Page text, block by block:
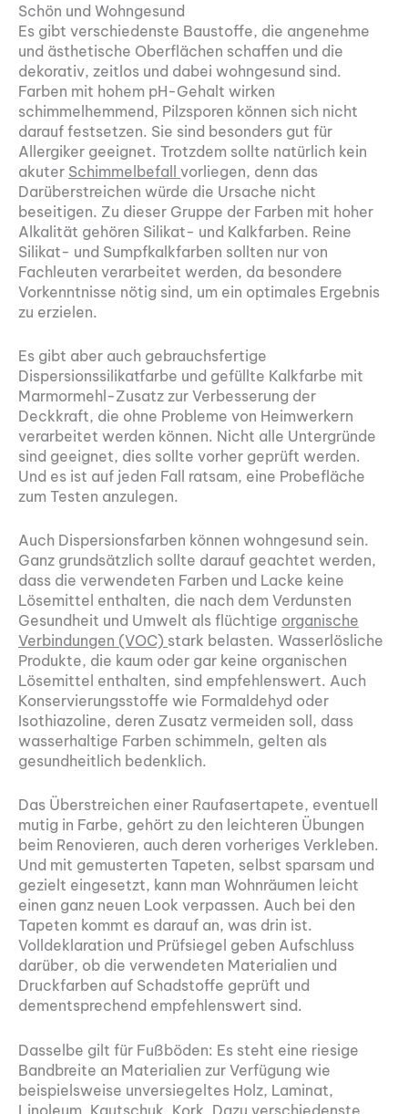
Schön und Wohngesund
Es gibt verschiedenste Baustoffe, die angenehme
und ästhetische Oberflächen schaffen und die
dekorativ, zeitlos und dabei wohngesund sind.
Farben mit hohem pH-Gehalt wirken
schimmelhemmend, Pilzsporen können sich nicht
darauf festsetzen. Sie sind besonders gut für
Allergiker geeignet. Trotzdem sollte natürlich kein
akuter Schimmelbefall vorliegen, denn das
Darüberstreichen würde die Ursache nicht
beseitigen. Zu dieser Gruppe der Farben mit hoher
Alkalität gehören Silikat- und Kalkfarben. Reine
Silikat- und Sumpfkalkfarben sollten nur von
Fachleuten verarbeitet werden, da besondere
Vorkenntnisse nötig sind, um ein optimales Ergebnis
zu erzielen.
Es gibt aber auch gebrauchsfertige
Dispersionssilikatfarbe und gefüllte Kalkfarbe mit
Marmormehl-Zusatz zur Verbesserung der
Deckkraft, die ohne Probleme von Heimwerkern
verarbeitet werden können. Nicht alle Untergründe
sind geeignet, dies sollte vorher geprüft werden.
Und es ist auf jeden Fall ratsam, eine Probefläche
zum Testen anzulegen.
Auch Dispersionsfarben können wohngesund sein.
Ganz grundsätzlich sollte darauf geachtet werden,
dass die verwendeten Farben und Lacke keine
Lösemittel enthalten, die nach dem Verdunsten
Gesundheit und Umwelt als flüchtige organische
Verbindungen (VOC) stark belasten. Wasserlösliche
Produkte, die kaum oder gar keine organischen
Lösemittel enthalten, sind empfehlenswert. Auch
Konservierungsstoffe wie Formaldehyd oder
Isothiazoline, deren Zusatz vermeiden soll, dass
wasserhaltige Farben schimmeln, gelten als
gesundheitlich bedenklich.
Das Überstreichen einer Raufasertapete, eventuell
mutig in Farbe, gehört zu den leichteren Übungen
beim Renovieren, auch deren vorheriges Verkleben.
Und mit gemusterten Tapeten, selbst sparsam und
gezielt eingesetzt, kann man Wohnräumen leicht
einen ganz neuen Look verpassen. Auch bei den
Tapeten kommt es darauf an, was drin ist.
Volldeklaration und Prüfsiegel geben Aufschluss
darüber, ob die verwendeten Materialien und
Druckfarben auf Schadstoffe geprüft und
dementsprechend empfehlenswert sind.
Dasselbe gilt für Fußböden: Es steht eine riesige
Bandbreite an Materialien zur Verfügung wie
beispielsweise unversiegeltes Holz, Laminat,
Linoleum, Kautschuk, Kork. Dazu verschiedenste